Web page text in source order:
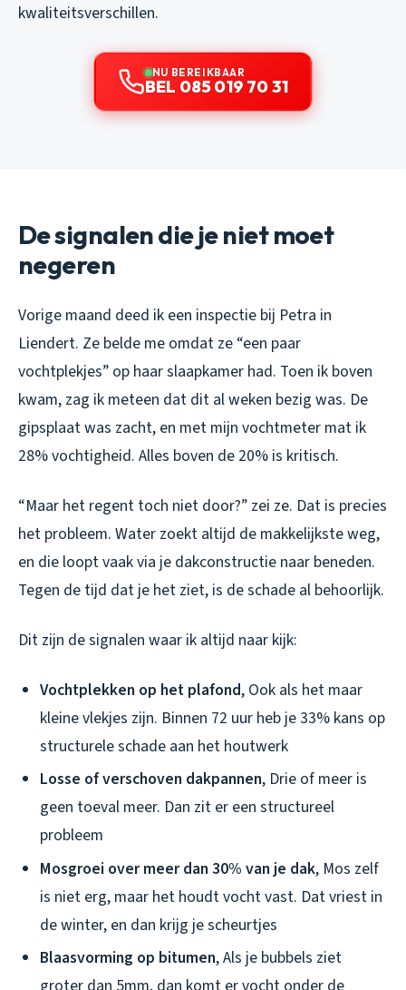
kwaliteitsverschillen.
NU BEREIKBAAR
BEL 085 019 70 31
De signalen die je niet moet
negeren
Vorige maand deed ik een inspectie bij Petra in
Liendert. Ze belde me omdat ze “een paar
vochtplekjes” op haar slaapkamer had. Toen ik boven
kwam, zag ik meteen dat dit al weken bezig was. De
gipsplaat was zacht, en met mijn vochtmeter mat ik
28% vochtigheid. Alles boven de 20% is kritisch.
“Maar het regent toch niet door?” zei ze. Dat is precies
het probleem. Water zoekt altijd de makkelijkste weg,
en die loopt vaak via je dakconstructie naar beneden.
Tegen de tijd dat je het ziet, is de schade al behoorlijk.
Dit zijn de signalen waar ik altijd naar kijk:
Vochtplekken op het plafond, Ook als het maar
kleine vlekjes zijn. Binnen 72 uur heb je 33% kans op
structurele schade aan het houtwerk
Losse of verschoven dakpannen, Drie of meer is
geen toeval meer. Dan zit er een structureel
probleem
Mosgroei over meer dan 30% van je dak, Mos zelf
is niet erg, maar het houdt vocht vast. Dat vriest in
de winter, en dan krijg je scheurtjes
Blaasvorming op bitumen, Als je bubbels ziet